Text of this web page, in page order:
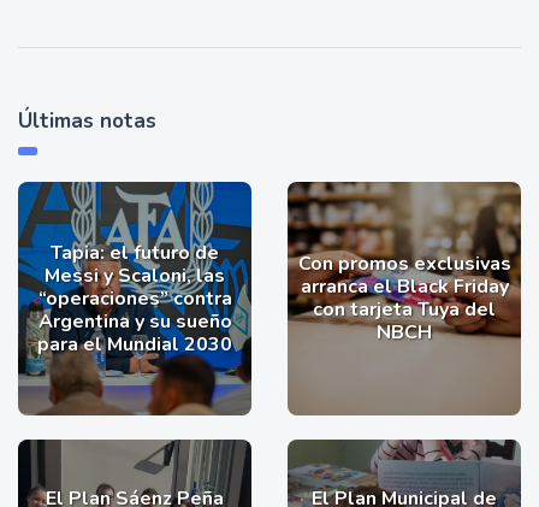
Últimas notas
Tapia: el futuro de
Messi y Scaloni, las
“operaciones” contra
Argentina y su sueño
para el Mundial 2030
Con promos exclusivas
arranca el Black Friday
con tarjeta Tuya del
NBCH
El Plan Sáenz Peña El Plan Municipal de